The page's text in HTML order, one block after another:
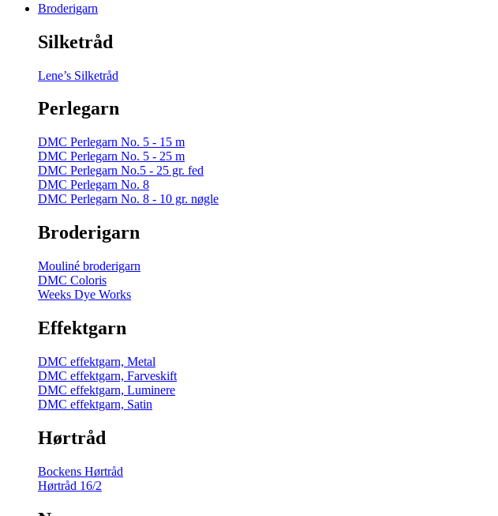
Broderigarn
Silketråd
Lene’s Silketråd
Perlegarn
DMC Perlegarn No. 5 - 15 m
DMC Perlegarn No. 5 - 25 m
DMC Perlegarn No.5 - 25 gr. fed
DMC Perlegarn No. 8
DMC Perlegarn No. 8 - 10 gr. nøgle
Broderigarn
Mouliné broderigarn
DMC Coloris
Weeks Dye Works
Effektgarn
DMC effektgarn, Metal
DMC effektgarn, Farveskift
DMC effektgarn, Luminere
DMC effektgarn, Satin
Hørtråd
Bockens Hørtråd
Hørtråd 16/2